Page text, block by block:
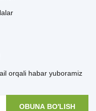
orqali habar yuboramiz
OBUNA BO'LISH